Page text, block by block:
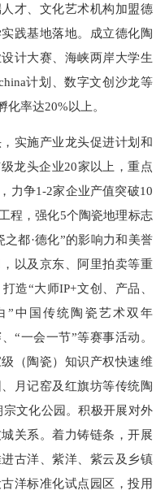
才、文化艺术机构加盟德
践基地落地。成立德化陶
计大赛、海峡两岸大学生
计划、数字文创沙龙等
率达20%以上。
实施产业龙头促进计划和
龙头企业20家以上，重点
力争1-2家企业产值突破10
程，强化5个陶瓷地理标志
都·德化”的影响力和美誉
以及京东、阿里拍卖等重
造“大师IP+文创、产品、
”中国传统陶瓷艺术双年
“一会一节”等赛事活动。
（陶瓷）知识产权快速维
月记窑及红旗坊等传统陶
文化公园。积极开展对外
关系。着力铸链条，开展
古洋、紫洋、紫云及乡镇
洋标准化试点园区，投用